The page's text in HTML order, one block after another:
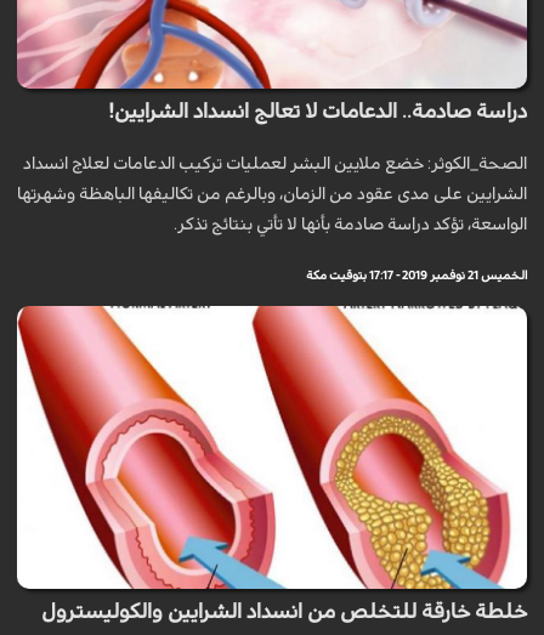
دراسة صادمة.. الدعامات لا تعالج انسداد الشرايين‎!
الصحة_الكوثر: خضع ملايين البشر لعمليات تركيب الدعامات لعلاج انسداد
الشرايين على مدى عقود من الزمان، وبالرغم من تكاليفها الباهظة وشهرتها
الواسعة، تؤكد دراسة صادمة بأنها لا تأتي بنتائج تذكر.
الخميس 21 نوفمبر 2019 - 17:17 بتوقيت مكة
خلطة خارقة للتخلص من انسداد الشرايين والكوليسترول